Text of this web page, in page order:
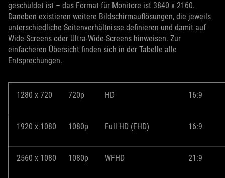
geschuldet ist – das Format für Monitore ist 3840 x 2160.
Daneben existieren weitere Bildschirmauflösungen, die jeweils
unterschiedliche Seitenverhältnisse definieren und damit auf
Wide-Screens oder Ultra-Wide-Screens hinweisen. Zur
einfacheren Übersicht finden sich in der Tabelle alle
Entsprechungen.
1280 x 720 720p HD 16:9
1920 x 1080 1080p Full HD (FHD) 16:9
2560 x 1080 1080p WFHD 21:9